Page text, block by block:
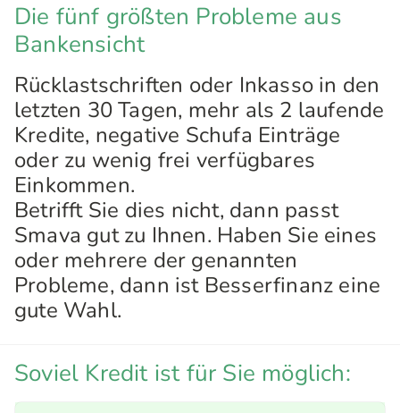
Die fünf größten Probleme aus
Bankensicht
Rücklastschriften oder Inkasso in den
letzten 30 Tagen, mehr als 2 laufende
Kredite, negative Schufa Einträge
oder zu wenig frei verfügbares
Einkommen.
Betrifft Sie dies nicht, dann passt
Smava gut zu Ihnen. Haben Sie eines
oder mehrere der genannten
Probleme, dann ist Besserfinanz eine
gute Wahl.
Soviel Kredit ist für Sie möglich: